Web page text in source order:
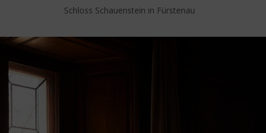
Schloss Schauenstein in Fürstenau